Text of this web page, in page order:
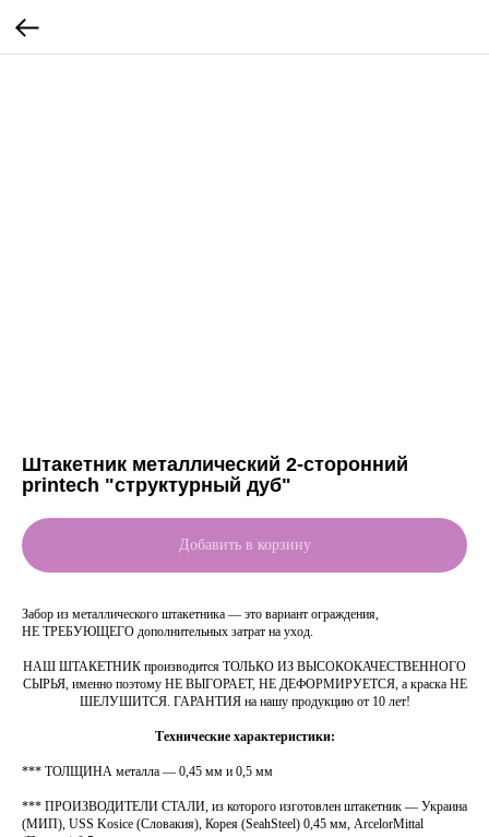
Штакетник металлический 2-сторонний
printech "структурный дуб"
Добавить в корзину
Забор из металлического штакетника — это вариант ограждения,
НЕ ТРЕБУЮЩЕГО дополнительных затрат на уход.
НАШ ШТАКЕТНИК производится ТОЛЬКО ИЗ ВЫСОКОКАЧЕСТВЕННОГО
СЫРЬЯ, именно поэтому НЕ ВЫГОРАЕТ, НЕ ДЕФОРМИРУЕТСЯ, а краска НЕ
ШЕЛУШИТСЯ. ГАРАНТИЯ на нашу продукцию от 10 лет!
Технические характеристики:
*** ТОЛЩИНА металла — 0,45 мм и 0,5 мм
*** ПРОИЗВОДИТЕЛИ СТАЛИ, из которого изготовлен штакетник — Украина
(МИП), USS Kosice (Словакия), Корея (SeahSteel) 0,45 мм, ArcelorMittal